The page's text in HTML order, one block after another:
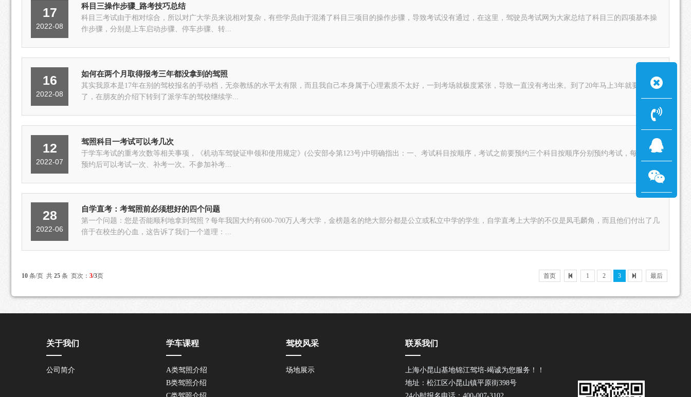
17
2022-08
科目三操作步骤_路考技巧总结
科目三考试由于相对综合，所以对广大学员来说相对复杂，有些学员由于混淆了科目三项目的操作步骤，导致考试没有通过，在这里，驾驶员考试网为大家总结了科目三的四项基本操
作步骤，分别是上车启动步骤、停车步骤、转...
16
2022-08
如何在两个月取得报考三年都没拿到的驾照
其实我原本是17年在别的驾校报名的手动档，无奈教练的水平太有限，而且我自己本身属于心理素质不太好，一到考场就极度紧张，导致一直没有考出来。到了20年马上3年就要过期
了，在朋友的介绍下转到了派学车的驾校继续学...
12
2022-07
驾照科目一考试可以考几次
于学车考试的重考次数等相关事项，《机动车驾驶证申领和使用规定》(公安部令第123号)中明确指出：一、考试科目按顺序，考试之前要预约三个科目按顺序分别预约考试，每个科目
预约后可以考试一次、补考一次。不参加补考...
28
2022-06
自学直考：考驾照前必须想好的四个问题
第一个问题：您是否能顺利地拿到驾照？每年我国大约有600-700万人考大学，金榜题名的绝大部分都是公立或私立中学的学生，自学直考上大学的不仅是凤毛麟角，而且他们付出了几
倍于在校生的心血，这告诉了我们一个道理：...
10条/页 共 25条 页次： 3/3页 首页 1 2 3 最后
关于我们
公司简介
学车课程
A类驾照介绍
B类驾照介绍
驾校风采
场地展示
联系我们
上海小昆山基地锦江驾培-竭诚为您服务！！
地址：松江区小昆山镇平原街398号